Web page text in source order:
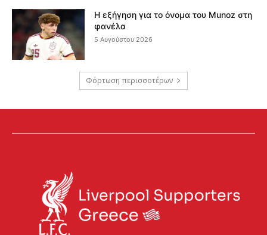
Η εξήγηση για το όνομα του Munoz στη
φανέλα
5 Αυγούστου 2026
Φόρτωση περισσοτέρων